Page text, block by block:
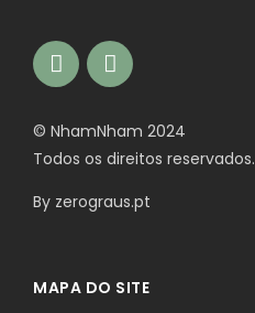
© NhamNham 2024
Todos os direitos reservados.
By zerograus.pt
MAPA DO SITE